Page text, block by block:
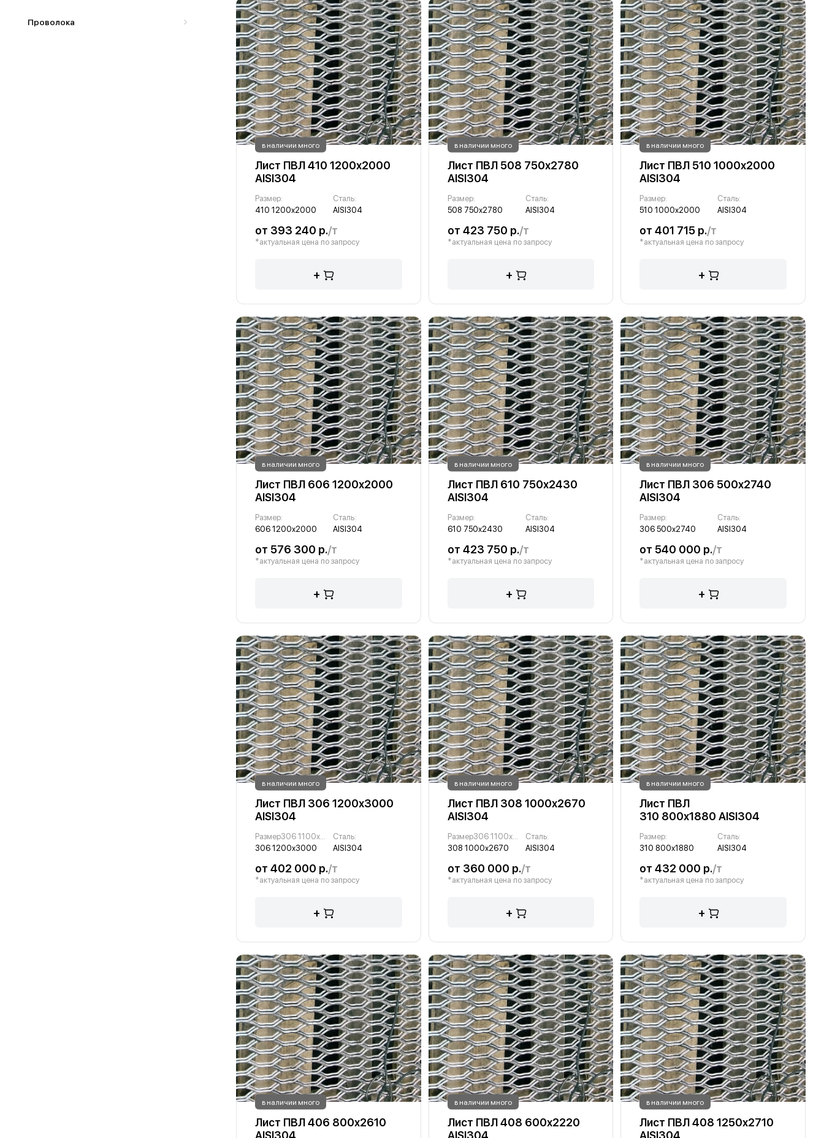
Проволока
в наличии много
Лист ПВЛ 410 1200х2000
AISI304
Размер:
410 1200х2000
Сталь:
AISI304
от 393 240 р./т
*актуальная цена по запросу
+
в наличии много
Лист ПВЛ 508 750х2780
AISI304
Размер:
508 750х2780
Сталь:
AISI304
от 423 750 р./т
*актуальная цена по запросу
+
в наличии много
Лист ПВЛ 510 1000х2000
AISI304
Размер:
510 1000х2000
Сталь:
AISI304
от 401 715 р./т
*актуальная цена по запросу
+
в наличии много
Лист ПВЛ 606 1200х2000
AISI304
Размер:
606 1200х2000
Сталь:
AISI304
от 576 300 р./т
*актуальная цена по запросу
+
в наличии много
Лист ПВЛ 610 750х2430
AISI304
Размер:
610 750х2430
Сталь:
AISI304
от 423 750 р./т
*актуальная цена по запросу
+
в наличии много
Лист ПВЛ 306 500х2740
AISI304
Размер:
306 500х2740
Сталь:
AISI304
от 540 000 р./т
*актуальная цена по запросу
+
в наличии много
Лист ПВЛ 306 1200х3000
AISI304
Размер306 1100х2740 :
306 1200х3000
Сталь:
AISI304
от 402 000 р./т
*актуальная цена по запросу
+
в наличии много
Лист ПВЛ 308 1000х2670
AISI304
Размер306 1100х2740 :
308 1000х2670
Сталь:
AISI304
от 360 000 р./т
*актуальная цена по запросу
+
в наличии много
Лист ПВЛ
310 800х1880 AISI304
Размер:
310 800х1880
Сталь:
AISI304
от 432 000 р./т
*актуальная цена по запросу
+
в наличии много
Лист ПВЛ 406 800х2610
AISI304
в наличии много
Лист ПВЛ 408 600х2220
AISI304
в наличии много
Лист ПВЛ 408 1250х2710
AISI304